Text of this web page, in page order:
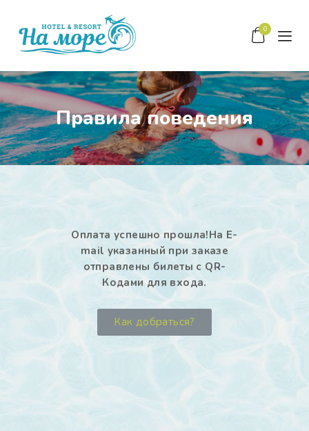
0
Правила поведения
ГЛАВНАЯ
О НАС
ЗАБРОНИРОВАТЬ
Оплата успешно прошла!На E-
mail указанный при заказе
отправлены билеты с QR-
Кодами для входа.
Как добраться?